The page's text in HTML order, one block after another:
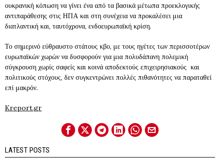
ουκρανική κόπωση να γίνει ένα από τα βασικά μέτωπα προεκλογικής
αντιπαράθεσης στις ΗΠΑ και στη συνέχεια να προκαλέσει μια
διατλαντική και, ταυτόχρονα, ενδοευρωπαϊκή κρίση.
Το σημερινό εύθραυστο στάτους κβο, με τους ηγέτες των περισσοτέρων
ευρωπαϊκών χωρών να δυσφορούν για μια πολυδάπανη πολεμική
σύγκρουση χωρίς σαφείς και κοινά αποδεκτούς επιχειρησιακούς και
πολιτικούς στόχους, δεν συγκεντρώνει πολλές πιθανότητες να παραταθεί
επί μακρόν.
Kreport.gr
LATEST POSTS